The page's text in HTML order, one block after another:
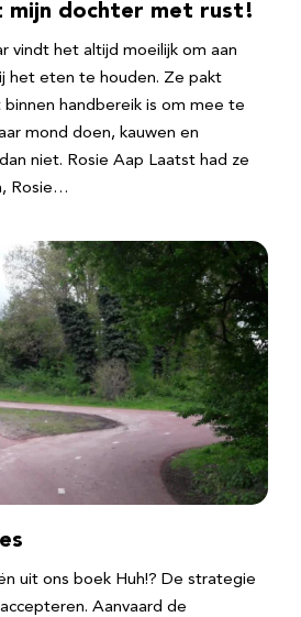
mijn dochter met rust!
vindt het altijd moeilijk om aan
het eten te houden. Ze pakt
handbereik is om mee te
mond doen, kauwen en
niet. Rosie Aap Laatst had ze
Rosie…
uit ons boek Huh!? De strategie
Aanvaard de